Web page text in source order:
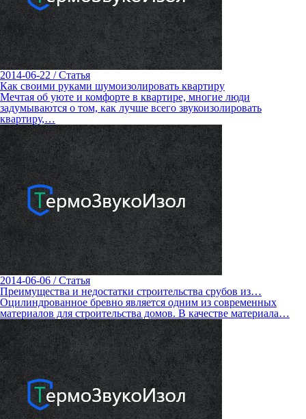
2014-06-22 / Статья
Как своими руками шумоизолировать квартиру
Мечтая об уюте и комфорте в квартире, многие люди
задумываются о том, как лучше всего звукоизолировать
квартиру,…
2014-06-06 / Статья
Преимущества и недостатки строительства срубов из…
Оцилиндрованное бревно является одним из современных
материалов для строительства домов. В качестве материала…